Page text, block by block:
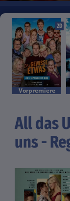
2D
Vorpremiere
All das
uns -